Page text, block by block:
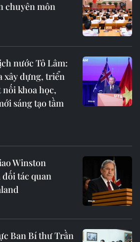
chuyên môn
nước Tô Lâm:
xây dựng, triển
khoa học,
sáng tạo tầm
Winston
đối tác quan
Ban Bí thư Trần